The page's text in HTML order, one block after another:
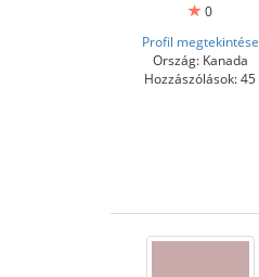
0
Profil megtekintése
Ország: Kanada
Hozzászólások: 45